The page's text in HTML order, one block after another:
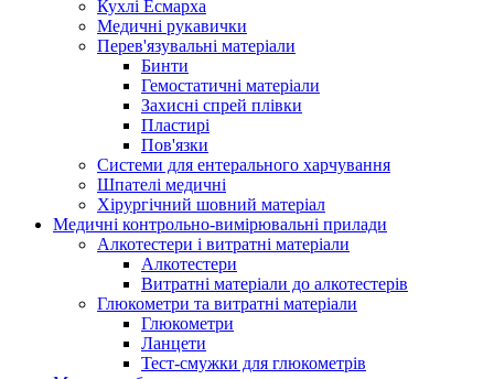
Кухлі Есмарха
Медичні рукавички
Перев'язувальні матеріали
Бинти
Гемостатичні матеріали
Захисні спрей плівки
Пластирі
Пов'язки
Системи для ентерального харчування
Шпателі медичні
Хірургічний шовний матеріал
Медичні контрольно-вимірювальні прилади
Алкотестери і витратні матеріали
Алкотестери
Витратні матеріали до алкотестерів
Глюкометри та витратні матеріали
Глюкометри
Ланцети
Тест-смужки для глюкометрів